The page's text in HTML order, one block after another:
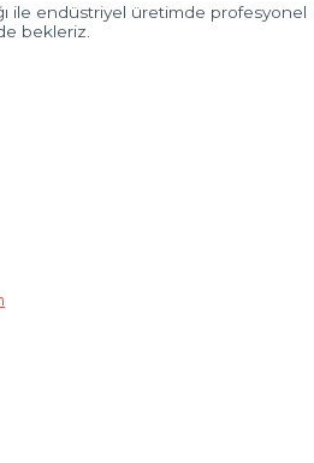
ile endüstriyel üretimde profesyonel
bekleriz.